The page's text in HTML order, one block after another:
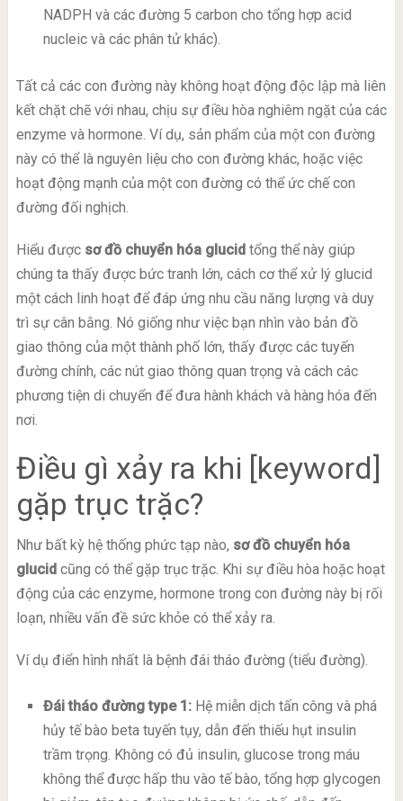
NADPH và các đường 5 carbon cho tổng hợp acid
nucleic và các phân tử khác).
Tất cả các con đường này không hoạt động độc lập mà liên
kết chặt chẽ với nhau, chịu sự điều hòa nghiêm ngặt của các
enzyme và hormone. Ví dụ, sản phẩm của một con đường
này có thể là nguyên liệu cho con đường khác, hoặc việc
hoạt động mạnh của một con đường có thể ức chế con
đường đối nghịch.
Hiểu được sơ đồ chuyển hóa glucidtổng thể này giúp
chúng ta thấy được bức tranh lớn, cách cơ thể xử lý glucid
một cách linh hoạt để đáp ứng nhu cầu năng lượng và duy
trì sự cân bằng. Nó giống như việc bạn nhìn vào bản đồ
giao thông của một thành phố lớn, thấy được các tuyến
đường chính, các nút giao thông quan trọng và cách các
phương tiện di chuyển để đưa hành khách và hàng hóa đến
nơi.
Điều gì xảy ra khi [keyword]
gặp trục trặc?
Như bất kỳ hệ thống phức tạp nào, sơ đồ chuyển hóa
glucidcũng có thể gặp trục trặc. Khi sự điều hòa hoặc hoạt
động của các enzyme, hormone trong con đường này bị rối
loạn, nhiều vấn đề sức khỏe có thể xảy ra.
Ví dụ điển hình nhất là bệnh đái tháo đường (tiểu đường).
Đái tháo đường type 1:Hệ miễn dịch tấn công và phá
hủy tế bào beta tuyến tụy, dẫn đến thiếu hụt insulin
trầm trọng. Không có đủ insulin, glucose trong máu
không thể được hấp thu vào tế bào, tổng hợp glycogen